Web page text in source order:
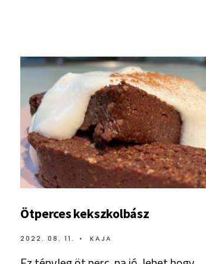
Ötperces kekszkolbász
2022. 08. 11. • KAJA